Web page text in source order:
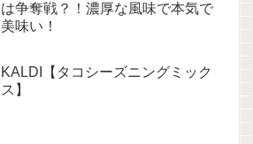
は争奪戦？！濃厚な風味で本気で
美味い！
KALDI【タコシーズニングミック
ス】